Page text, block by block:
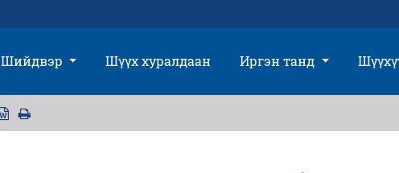
Шийдвэр Шүүх хуралдаан Иргэн танд